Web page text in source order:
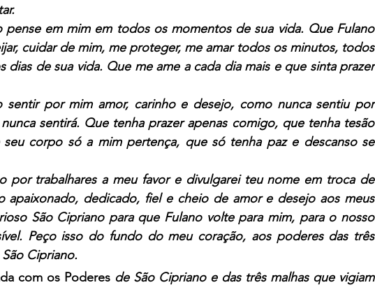
pense em mim em todos os momentos de sua vida. Que Fulano
cuidar de mim, me proteger, me amar todos os minutos, todos
de sua vida. Que me ame a cada dia mais e que sinta prazer
sentir por mim amor, carinho e desejo, como nunca sentiu por
sentirá. Que tenha prazer apenas comigo, que tenha tesão
corpo só a mim pertença, que só tenha paz e descanso se
por trabalhares a meu favor e divulgarei teu nome em troca de
apaixonado, dedicado, fiel e cheio de amor e desejo aos meus
São Cipriano para que Fulano volte para mim, para o nosso
Peço isso do fundo do meu coração, aos poderes das três
Cipriano.
com os Poderes de São Cipriano e das três malhas que vigiam